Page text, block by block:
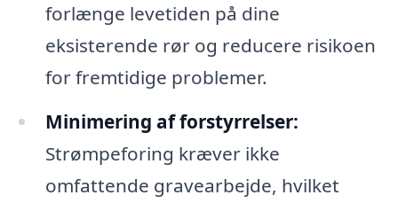
forlænge levetiden på dine
eksisterende rør og reducere risikoen
for fremtidige problemer.
Minimering af forstyrrelser:
Strømpeforing kræver ikke
omfattende gravearbejde, hvilket